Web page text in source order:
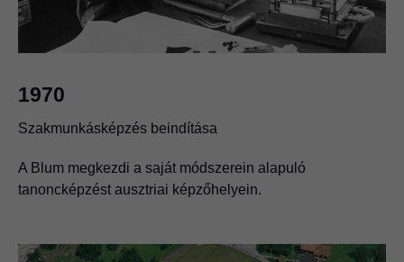
1970
Szakmunkásképzés beindítása
A Blum megkezdi a saját módszerein alapuló
tanoncképzést ausztriai képzőhelyein.